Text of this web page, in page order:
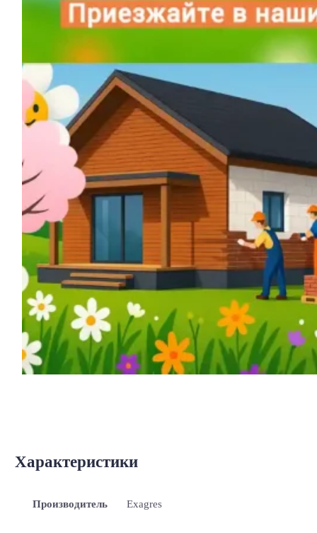
Характеристики
Производитель Exagres